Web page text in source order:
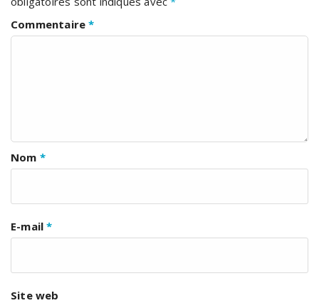
Commentaire*
Nom *
E-mail*
Site web